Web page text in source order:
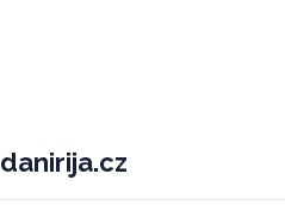
danirija.cz